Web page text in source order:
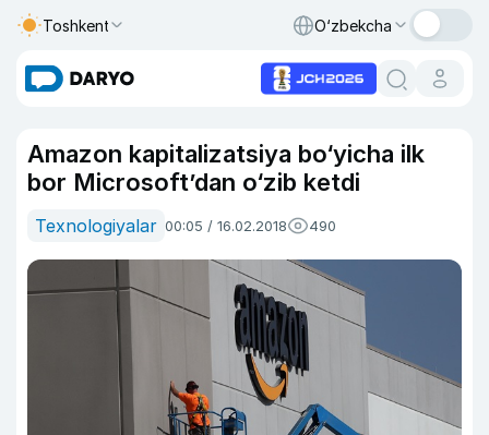
Toshkent O‘zbekcha
Amazon kapitalizatsiya bo‘yicha ilk
bor Microsoft’dan o‘zib ketdi
Texnologiyalar 00:05 / 16.02.2018 490